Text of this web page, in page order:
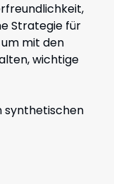
Strategie für
mit den
wichtige
synthetischen